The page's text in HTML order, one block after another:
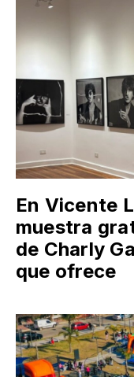
En Vicente
muestra
de Charly
que ofrece